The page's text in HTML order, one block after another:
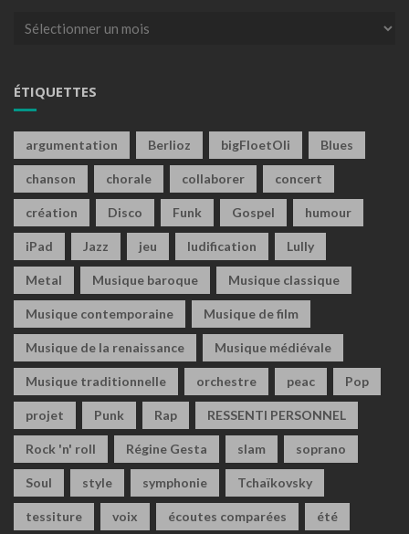
Archives
ÉTIQUETTES
argumentation Berlioz bigFloetOli Blues
chanson chorale collaborer concert
création Disco Funk Gospel humour
iPad Jazz jeu ludification Lully
Metal Musique baroque Musique classique
Musique contemporaine Musique de film
Musique de la renaissance Musique médiévale
Musique traditionnelle orchestre peac Pop
projet Punk Rap RESSENTI PERSONNEL
Rock 'n' roll Régine Gesta slam soprano
Soul style symphonie Tchaïkovsky
tessiture voix écoutes comparées été